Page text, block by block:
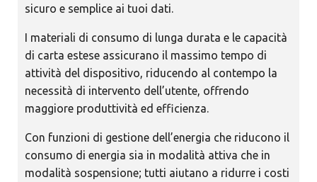
sicuro e semplice ai tuoi dati.
I materiali di consumo di lunga durata e le capacità
di carta estese assicurano il massimo tempo di
attività del dispositivo, riducendo al contempo la
necessità di intervento dell’utente, offrendo
maggiore produttività ed efficienza.
Con funzioni di gestione dell’energia che riducono il
consumo di energia sia in modalità attiva che in
modalità sospensione; tutti aiutano a ridurre i costi